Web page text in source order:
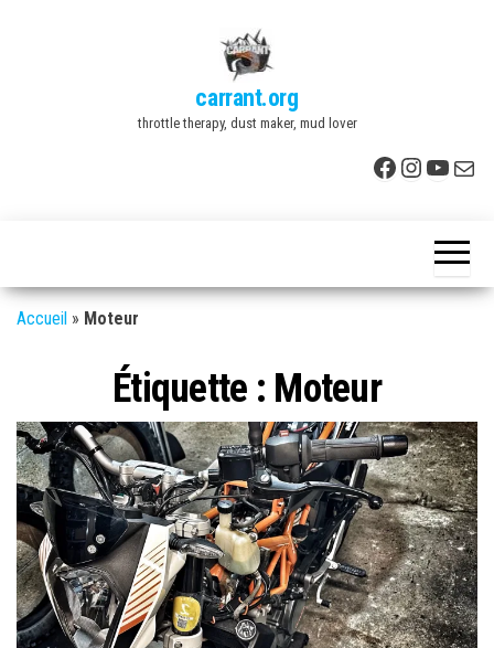
carrant.org
throttle therapy, dust maker, mud lover
Facebook
E-
Accueil » Moteur
Étiquette : Moteur